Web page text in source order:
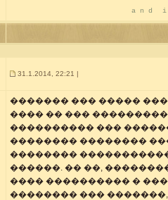
a n d i
31.1.2014, 22:21 |
������� ��� �����
���� �� ���
���������� ���
�������� ��������
��������
������. �� ��,
���� ���������� �
�������� ���